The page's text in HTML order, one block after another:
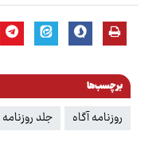
برچسب‌ها
روزنامه آگاه جلد روزنامه